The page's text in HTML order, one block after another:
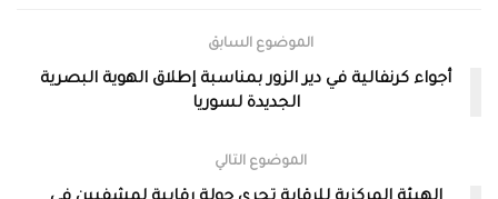
الموضوع السابق
أجواء كرنفالية في دير الزور بمناسبة إطلاق الهوية البصرية
الجديدة لسوريا
الموضوع التالي